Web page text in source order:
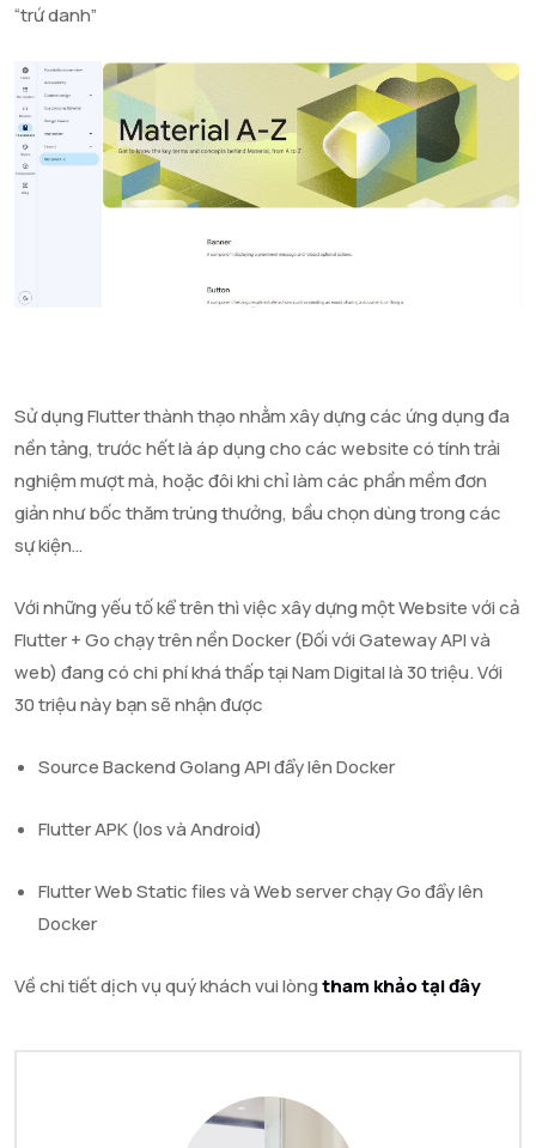
“trứ danh”
Sử dụng Flutter thành thạo nhằm xây dựng các ứng dụng đa
nền tảng, trước hết là áp dụng cho các website có tính trải
nghiệm mượt mà, hoặc đôi khi chỉ làm các phần mềm đơn
giản như bốc thăm trúng thưởng, bầu chọn dùng trong các
sự kiện…
Với những yếu tố kể trên thì việc xây dựng một Website với cả
Flutter + Go chạy trên nền Docker (Đối với Gateway API và
web) đang có chi phí khá thấp tại Nam Digital là 30 triệu. Với
30 triệu này bạn sẽ nhận được
Source Backend Golang API đẩy lên Docker
Flutter APK (Ios và Android)
Flutter Web Static files và Web server chạy Go đẩy lên
Docker
Về chi tiết dịch vụ quý khách vui lòngtham khảo tại đây